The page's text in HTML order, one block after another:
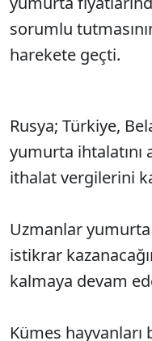
sorumlu
harekete geçti.
Rusya; Türkiye,
yumurta ihtalatını
ithalat vergilerini
Uzmanlar
istikrar
kalmaya devam
Kümes